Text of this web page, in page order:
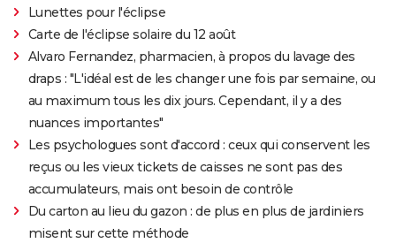
Lunettes pour l'éclipse
Carte de l'éclipse solaire du 12 août
Alvaro Fernandez, pharmacien, à propos du lavage des
draps : "L'idéal est de les changer une fois par semaine, ou
au maximum tous les dix jours. Cependant, il y a des
nuances importantes"
Les psychologues sont d'accord : ceux qui conservent les
reçus ou les vieux tickets de caisses ne sont pas des
accumulateurs, mais ont besoin de contrôle
Du carton au lieu du gazon : de plus en plus de jardiniers
misent sur cette méthode